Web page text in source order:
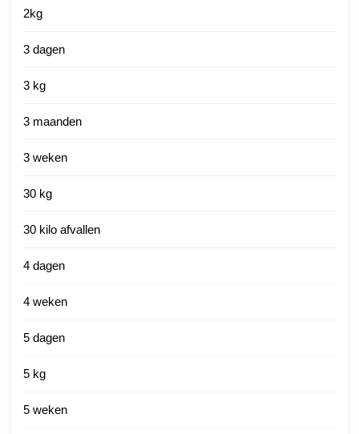
2kg
3 dagen
3 kg
3 maanden
3 weken
30 kg
30 kilo afvallen
4 dagen
4 weken
5 dagen
5 kg
5 weken